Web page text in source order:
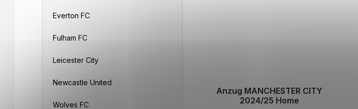
Everton FC
Fulham FC
Leicester City
Newcastle United
Wolves FC
Anzug MANCHESTER CITY
2024/25 Home